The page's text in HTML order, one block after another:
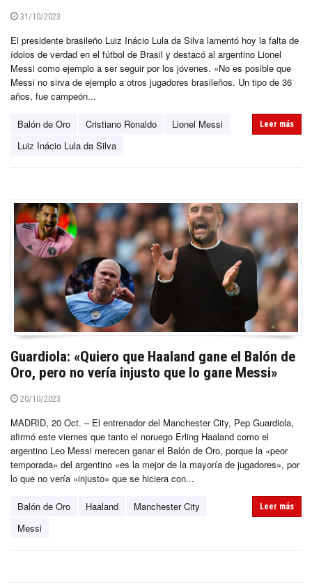
31/10/2023
El presidente brasileño Luiz Inácio Lula da Silva lamentó hoy la falta de
ídolos de verdad en el fútbol de Brasil y destacó al argentino Lionel
Messi como ejemplo a ser seguir por los jóvenes. «No es posible que
Messi no sirva de ejemplo a otros jugadores brasileños. Un tipo de 36
años, fue campeón...
Balón de Oro Cristiano Ronaldo
Lionel Messi
Luiz Inácio Lula da Silva
Leer más
Guardiola: «Quiero que Haaland gane el Balón de
Oro, pero no vería injusto que lo gane Messi»
20/10/2023
MADRID, 20 Oct. – El entrenador del Manchester City, Pep Guardiola,
afirmó este viernes que tanto el noruego Erling Haaland como el
argentino Leo Messi merecen ganar el Balón de Oro, porque la «peor
temporada» del argentino «es la mejor de la mayoría de jugadores», por
lo que no vería «injusto» que se hiciera con...
Balón de Oro Haaland
Manchester City
Messi
Leer más